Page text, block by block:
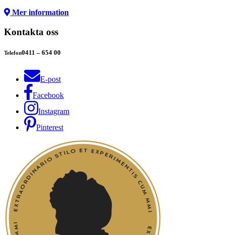
Mer information
Kontakta oss
Telefon0411 – 654 00
E-post
Facebook
Instagram
Pinterest